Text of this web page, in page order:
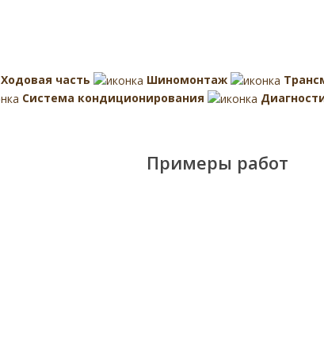
Ходовая часть Шиномонтаж
Система кондиционирования
Примеры работ